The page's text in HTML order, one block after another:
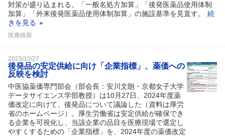
対策が盛り込まれる。「一般名処方加算」「後発医薬品使用体制
加算」「外来後発医薬品使用体制加算」の施設基準を見直す。
続
きを見る
医療維新
2023/10/27
後発品の安定供給に向け「企業指標」、薬価への
反映を検討
中医協薬価専門部会（部会長：安川文朗・京都女子大学
データサイエンス学部教授）は10月27日、2024年度薬
価改定に向けて、後発品について議論した（資料は厚労
省のホームページ）。厚生労働省は安定供給が確保でき
る企業を可視化し、当該企業の品目を医療現場で選定し
やすくするための「企業指標」を、2024年度の薬価改定